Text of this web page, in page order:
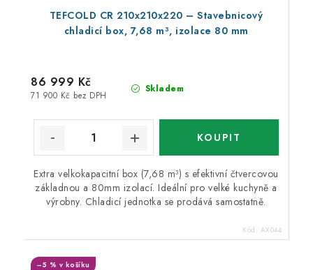
TEFCOLD CR 210x210x220 – Stavebnicový
chladicí box, 7,68 m³, izolace 80 mm
Skladem
71 900 Kč bez DPH
86 999 Kč
Extra velkokapacitní box (7,68 m³) s efektivní čtvercovou
základnou a 80mm izolací. Ideální pro velké kuchyně a
výrobny. Chladicí jednotka se prodává samostatně.
Kód: AX044
–5 % v košíku